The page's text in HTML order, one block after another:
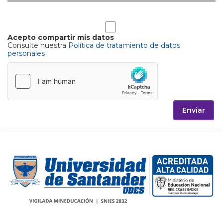
Acepto compartir mis datos
Consulte nuestra Política de tratamiento de datos
personales
Enviar